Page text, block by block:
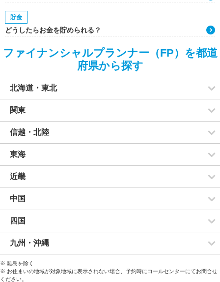
貯金
どうしたらお金を貯められる？
ファイナンシャルプランナー（FP）を都道
府県から探す
北海道・東北
関東
信越・北陸
東海
近畿
中国
四国
九州・沖縄
※ 離島を除く
※ お住まいの地域が対象地域に表示されない場合、予約時にコールセンターにてお問合せ
ください。